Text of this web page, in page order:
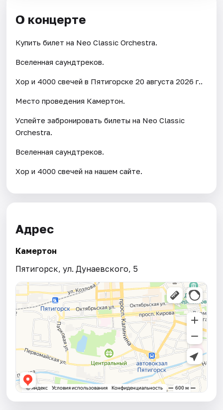
О концерте
Купить билет на Neo Classic Orchestra.
Вселенная саундтреков.
Хор и 4000 свечей в Пятигорске 20 августа 2026 г..
Место проведения Камертон.
Успейте забронировать билеты на Neo Classic
Orchestra.
Вселенная саундтреков.
Хор и 4000 свечей на нашем сайте.
Адрес
Камертон
Пятигорск, ул. Дунаевского, 5